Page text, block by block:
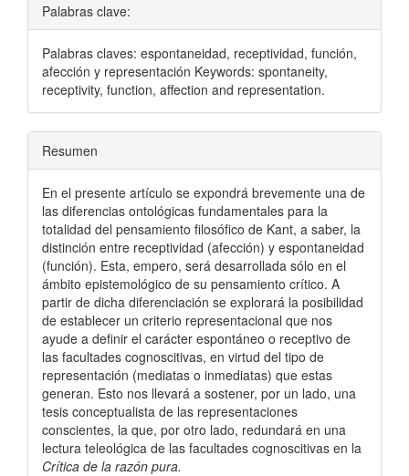
Palabras clave:
Palabras claves: espontaneidad, receptividad, función,
afección y representación Keywords: spontaneity,
receptivity, function, affection and representation.
Resumen
En el presente artículo se expondrá brevemente una de
las diferencias ontológicas fundamentales para la
totalidad del pensamiento filosófico de Kant, a saber, la
distinción entre receptividad (afección) y espontaneidad
(función). Esta, empero, será desarrollada sólo en el
ámbito epistemológico de su pensamiento crítico. A
partir de dicha diferenciación se explorará la posibilidad
de establecer un criterio representacional que nos
ayude a definir el carácter espontáneo o receptivo de
las facultades cognoscitivas, en virtud del tipo de
representación (mediatas o inmediatas) que estas
generan. Esto nos llevará a sostener, por un lado, una
tesis conceptualista de las representaciones
conscientes, la que, por otro lado, redundará en una
lectura teleológica de las facultades cognoscitivas en la
Crítica de la razón pura.